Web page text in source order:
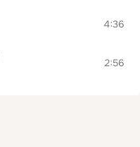
4:36
2:56